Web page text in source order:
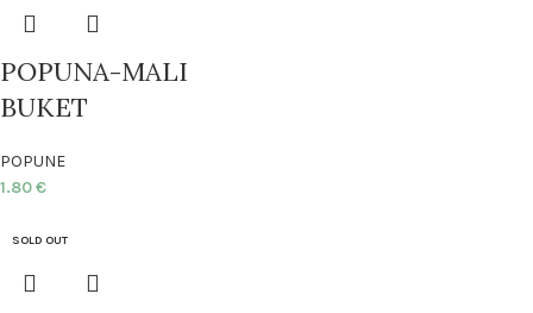
POPUNA-MALI
BUKET
POPUNE
1.80€
SOLD OUT